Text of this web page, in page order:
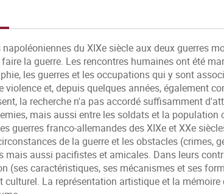
napoléoniennes du XIXe siècle aux deux guerres
faire la guerre. Les rencontres humaines ont été
les guerres et les occupations qui y sont
violence et, depuis quelques années, également
la recherche n'a pas accordé suffisamment
mais aussi entre les soldats et la
guerres franco-allemandes des XIXe et XXe
de la guerre et les obstacles (crimes,
mais aussi pacifistes et amicales. Dans leurs
(ses caractéristiques, ses mécanismes et ses
culturel. La représentation artistique et la